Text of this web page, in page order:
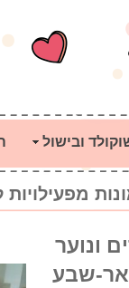
ובישול
מפעילויות
ונוער
שבע